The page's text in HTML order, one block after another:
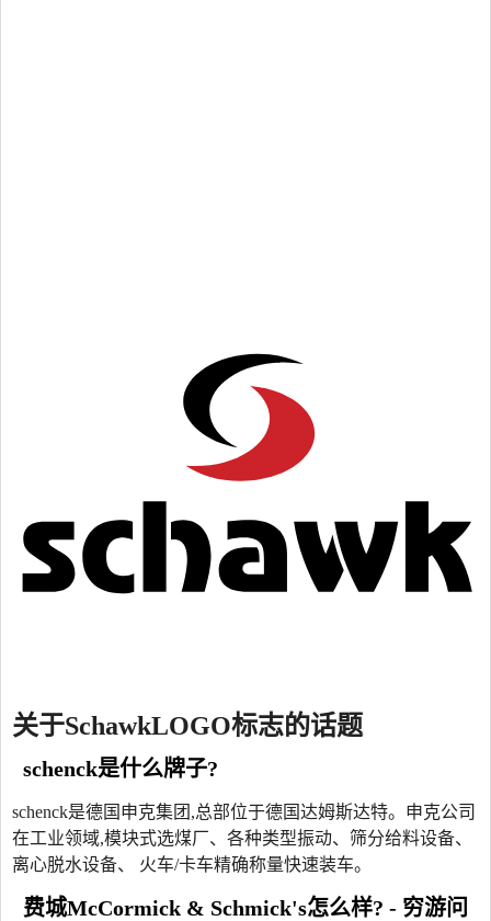
关于SchawkLOGO标志的话题
schenck是什么牌子?
schenck是德国申克集团,总部位于德国达姆斯达特。申克公司
在工业领域,模块式选煤厂、各种类型振动、筛分给料设备、
离心脱水设备、 火车/卡车精确称量快速装车。
费城McCormick & Schmick's怎么样? - 穷游问